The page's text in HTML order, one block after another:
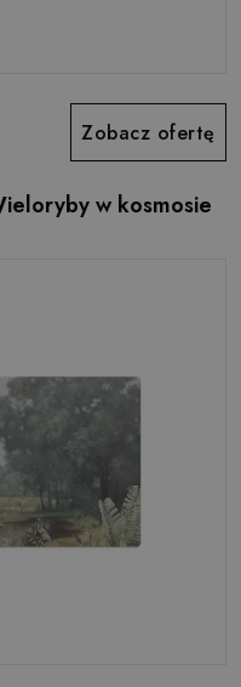
Zobacz ofertę
w kosmosie